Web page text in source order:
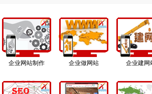
企业网站制作 企业做网站 企业建网